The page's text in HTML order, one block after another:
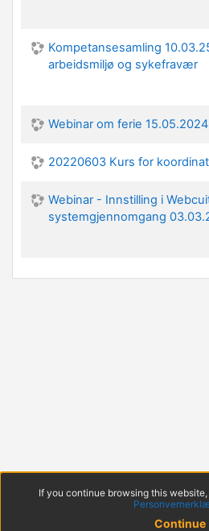
Kompetansesamling
arbeidsmiljø og sykefravær
Webinar om ferie 15.05.2024
20220603 Kurs for
Webinar - Innstilling i
systemgjennomgang
If you continue browsing this
Continue